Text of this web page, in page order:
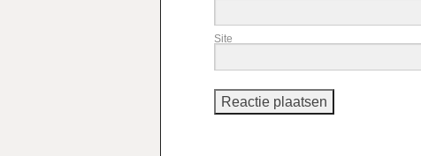
Site